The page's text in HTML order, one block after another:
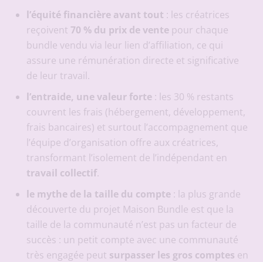
l’équité financière avant tout : les créatrices
reçoivent 70 % du prix de ventepour chaque
bundle vendu via leur lien d’affiliation, ce qui
assure une rémunération directe et significative
de leur travail.
l’entraide, une valeur forte: les 30 % restants
couvrent les frais (hébergement, développement,
frais bancaires) et surtout l’accompagnement que
l’équipe d’organisation offre aux créatrices,
transformant l’isolement de l’indépendant en
travail collectif.
le mythe de la taille du compte: la plus grande
découverte du projet Maison Bundle est que la
taille de la communauté n’est pas un facteur de
succès : un petit compte avec une communauté
très engagée peut surpasser les gros comptes en